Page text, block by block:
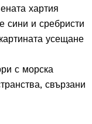
хартия
сини и сребристи
усещане
с морска
свързани